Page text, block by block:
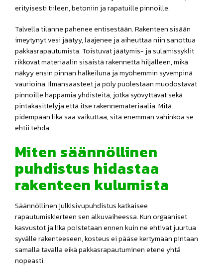
erityisesti tiileen, betoniin ja rapatuille pinnoille.
Talvella tilanne pahenee entisestään. Rakenteen sisään
imeytynyt vesi jäätyy, laajenee ja aiheuttaa niin sanottua
pakkasrapautumista. Toistuvat jäätymis- ja sulamissyklit
rikkovat materiaalin sisäistä rakennetta hiljalleen, mikä
näkyy ensin pinnan halkeiluna ja myöhemmin syvempinä
vaurioina. Ilmansaasteet ja pöly puolestaan muodostavat
pinnoille happamia yhdisteitä, jotka syövyttävät sekä
pintakäsittelyjä että itse rakennemateriaalia. Mitä
pidempään lika saa vaikuttaa, sitä enemmän vahinkoa se
ehtii tehdä.
Miten säännöllinen
puhdistus hidastaa
rakenteen kulumista
Säännöllinen julkisivupuhdistus katkaisee
rapautumiskierteen sen alkuvaiheessa. Kun orgaaniset
kasvustot ja lika poistetaan ennen kuin ne ehtivät juurtua
syvälle rakenteeseen, kosteus ei pääse kertymään pintaan
samalla tavalla eikä pakkasrapautuminen etene yhtä
nopeasti.